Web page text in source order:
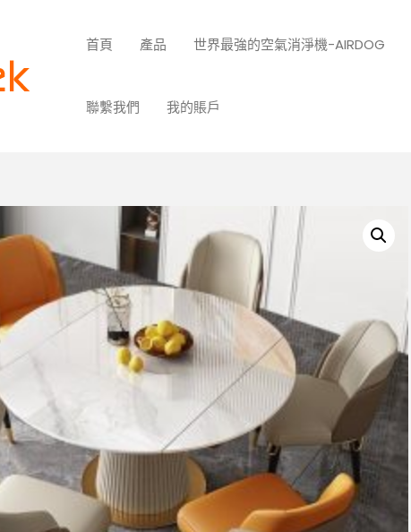
首頁 產品 世界最強的空氣消淨機-AIRDOG
聯繫我們 我的賬戶